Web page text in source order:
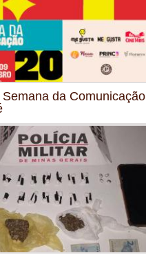
da Comunicação